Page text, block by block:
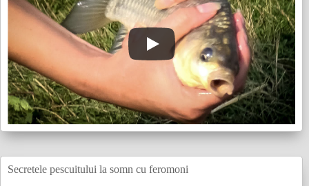
Secretele pescuitului la somn cu feromoni